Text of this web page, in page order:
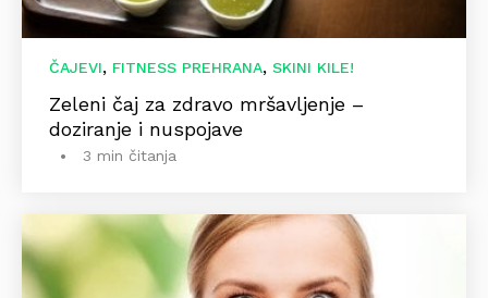
ČAJEVI, FITNESS PREHRANA, SKINI KILE!
Zeleni čaj za zdravo mršavljenje –
doziranje i nuspojave
3 min čitanja